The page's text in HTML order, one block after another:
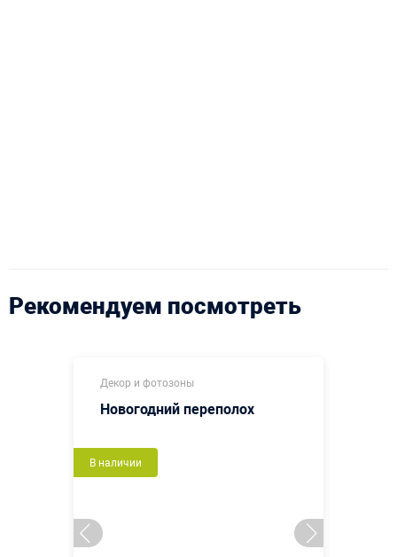
Рекомендуем посмотреть
Декор и фотозоны
Новогодний переполох
В наличии